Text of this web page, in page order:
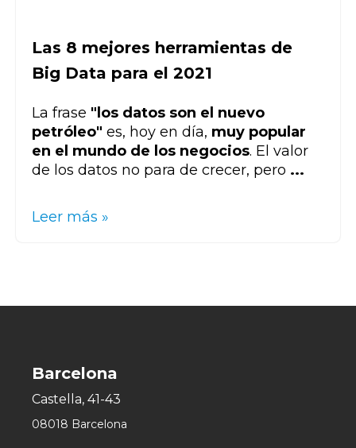
Las 8 mejores herramientas de
Big Data para el 2021
La frase "los datos son el nuevo
petróleo" es, hoy en día, muy popular
en el mundo de los negocios. El valor
de los datos no para de crecer, pero ...
Leer más »
Barcelona
Castella, 41-43
08018 Barcelona